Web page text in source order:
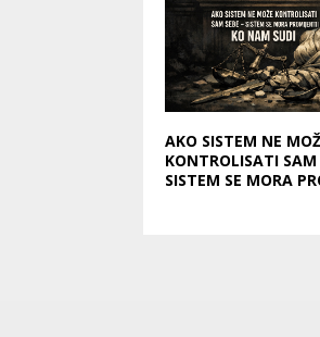
AKO SISTEM NE
KONTROLISATI SAM
SISTEM SE MORA